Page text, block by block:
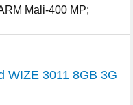
Mali-400 MP;
WIZE 3011 8GB 3G